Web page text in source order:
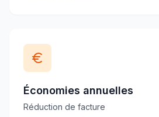
Économies annuelles
Réduction de facture